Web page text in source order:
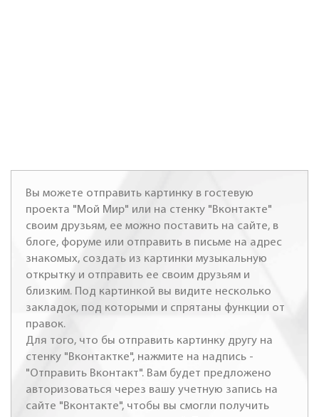
Вы можете отправить картинку в гостевую
проекта "Мой Мир" или на стенку "Вконтакте"
своим друзьям, ее можно поставить на сайте, в
блоге, форуме или отправить в письме на адрес
знакомых, создать из картинки музыкальную
открытку и отправить ее своим друзьям и
близким. Под картинкой вы видите несколько
закладок, под которыми и спрятаны функции от
правок.
Для того, что бы отправить картинку другу на
стенку "Вконтактке", нажмите на надпись -
"Отправить Вконтакт". Вам будет предложено
авторизоваться через вашу учетную запись на
сайте "Вконтакте", чтобы вы смогли получить